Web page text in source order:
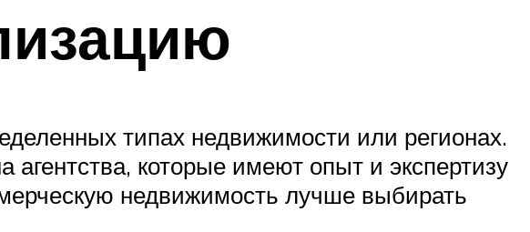
типах недвижимости или регионах.
агентства, которые имеют опыт и экспертизу
недвижимость лучше выбирать